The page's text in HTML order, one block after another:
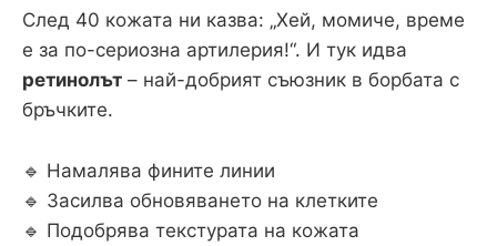
След 40 кожата ни казва: „Хей, момиче, време
е за по-сериозна артилерия!“. И тук идва
ретинолът – най-добрият съюзник в борбата с
бръчките.
🔹 Намалява фините линии
🔹 Засилва обновяването на клетките
🔹 Подобрява текстурата на кожата